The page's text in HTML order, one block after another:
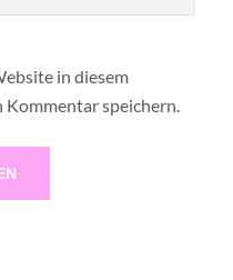
in diesem
Kommentar speichern.